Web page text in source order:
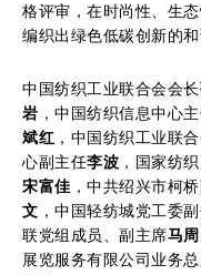
格评审，在时尚性、生
编织出绿色低碳创新的和
中国纺织工业联合会会长
岩 ，中国纺织信息中心
斌红 ，中国纺织工业联
心副主任李波 ，国家纺
宋富佳 ，中共绍兴市柯
文 ，中国轻纺城党工委
联党组成员、副主席马
展览服务有限公司业务